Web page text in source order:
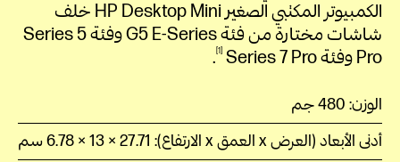
الكمبيوتر المكتبي الصغير HP Desktop Mini
خلف
شاشات مختارة من فئة G5E-Series‏
وفئة Series 5
Pro‏ وفئة Series 7Pro‏
1
.
الوزن: 480 جم
أدنى الأبعاد (العرض x العمق x الارتفاع): 27.71 × 13 × 6.78 سم